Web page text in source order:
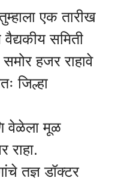
एक तारीख
वैद्यकीय समिती
हजर राहावे
जिल्हा
वेळेला मूळ
तज्ञ डॉक्टर